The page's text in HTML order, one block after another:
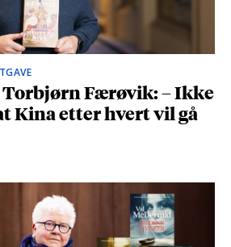
Færøvik: – Ikke
Kina etter hvert vil gå